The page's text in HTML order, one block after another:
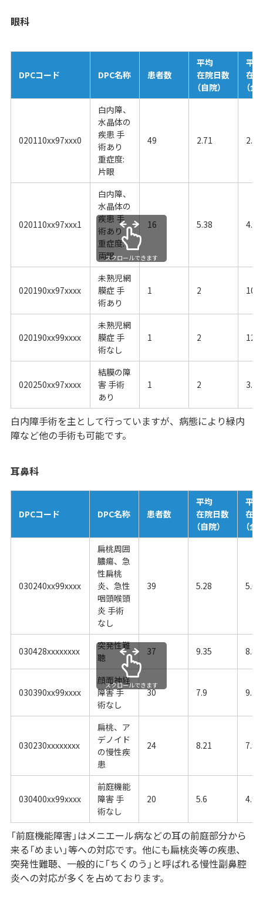
眼科
DPCコード DPC名称 患者数
平均
在院日数
（自院）
平均
在
（全
020110xx97xxx0
白内障、
水晶体の
疾患 手
術あり
重症度:
片眼
49 2.71 2.76
020110xx97xxx1
白内障、
水晶体の
疾患 手
術あり
重症度:
両眼
16 5.38 4.95
020190xx97xxxx
未熟児網
膜症 手
術あり
1 2
020190xx99xxxx
未熟児網
膜症 手
術なし
1 2
020250xx97xxxx
結膜の障
害 手術
あり
1 2 3.22
スクロールできます
白内障手術を主として行っていますが、病態により緑内
障など他の手術も可能です。
耳鼻科
DPCコード DPC名称 患者数
平均
在院日数
（自院）
平均
在
（全
030240xx99xxxx
扁桃周囲
膿瘍、急
性扁桃
炎、急性
咽頭喉頭
炎 手術
なし
39 5.28 5.63
030428xxxxxxxx
突発性難
聴
37 9.35 8.81
030390xx99xxxx
顔面神経
障害 手
術なし
30 7.9 9.17
030230xxxxxxxx
扁桃、ア
デノイド
の慢性疾
患
24 8.21 7.94
030400xx99xxxx
前庭機能
障害 手
術なし
20 5.6 4.94
スクロールできます
「前庭機能障害」はメニエール病などの耳の前庭部分から
来る「めまい」等への対応です。他にも扁桃炎等の疾患、
突発性難聴、一般的に「ちくのう」と呼ばれる慢性副鼻腔
炎への対応が多くを占めております。